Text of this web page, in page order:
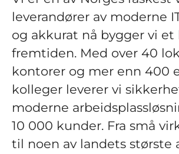
leverandører av moderne
og akkurat nå bygger vi et
fremtiden. Med over 40
kontorer og mer enn 400
kolleger leverer vi
moderne
10 000 kunder. Fra små
til noen av landets største